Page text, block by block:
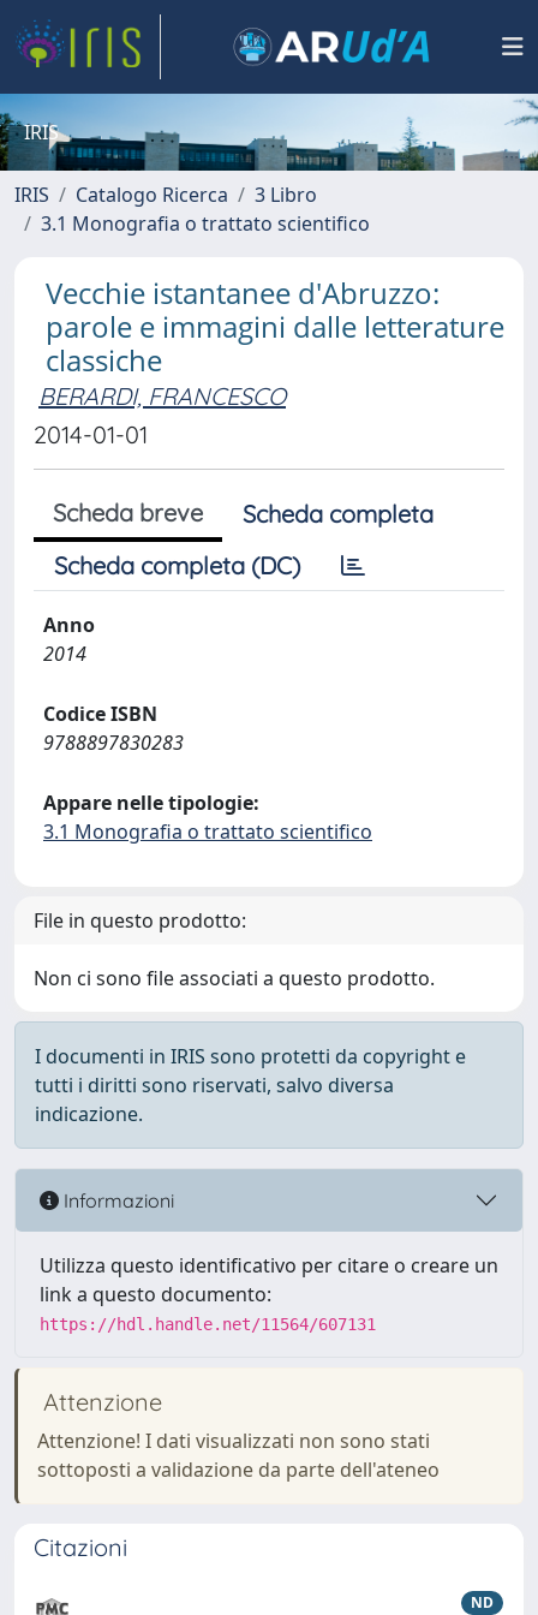
IRIS
IRIS Catalogo Ricerca
3 Libro
3.1 Monografia o trattato scientifico
Vecchie istantanee d'Abruzzo:
parole e immagini dalle letterature
classiche
BERARDI, FRANCESCO
2014-01-01
Scheda breve
Scheda completa
Scheda completa (DC)
Anno
2014
Codice ISBN
9788897830283
Appare nelle tipologie:
3.1 Monografia o trattato scientifico
File in questo prodotto:
Non ci sono file associati a questo prodotto.
I documenti in IRIS sono protetti da copyright e
tutti i diritti sono riservati, salvo diversa
indicazione.
Informazioni
Utilizza questo identificativo per citare o creare un
link a questo documento:
https://hdl.handle.net/11564/607131
Attenzione
Attenzione! I dati visualizzati non sono stati
sottoposti a validazione da parte dell'ateneo
Citazioni
ND